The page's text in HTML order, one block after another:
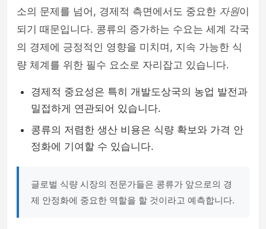
소의 문제를 넘어, 경제적 측면에서도 중요한 자원이
되기 때문입니다. 콩류의 증가하는 수요는 세계 각국
의 경제에 긍정적인 영향을 미치며, 지속 가능한 식
량 체계를 위한 필수 요소로 자리잡고 있습니다.
경제적 중요성은 특히 개발도상국의 농업 발전과
밀접하게 연관되어 있습니다.
콩류의 저렴한 생산 비용은 식량 확보와 가격 안
정화에 기여할 수 있습니다.
글로벌 식량 시장의 전문가들은 콩류가 앞으로의 경
제 안정화에 중요한 역할을 할 것이라고 예측합니다.